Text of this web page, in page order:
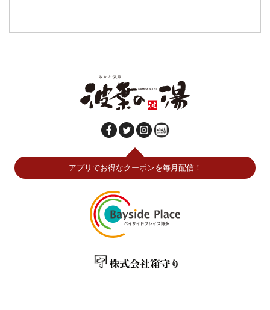
アプリでお得なクーポンを毎月配信！